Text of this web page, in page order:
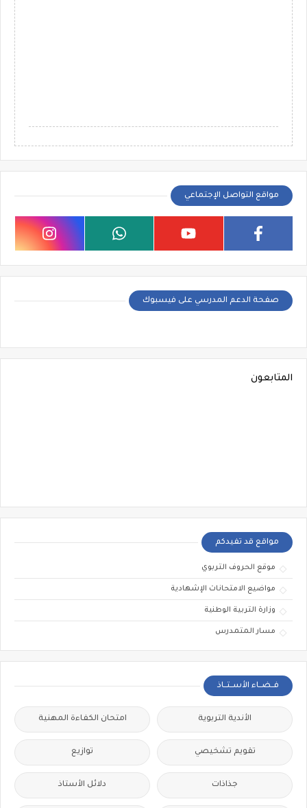
مواقع التواصل الإجتماعي
صفحة الدعم المدرسي على فيسبوك
المتابعون
مواقع قد تفيدكم
موقع الحروف التربوي
مواضيع الامتحانات الإشهادية
وزارة التربية الوطنية
مسار المتمدرس
فــضــاء الأســتــاذ
الأندية التربوية امتحان الكفاءة المهنية
تقويم تشخيصي توازيع
جذاذات دلائل الأستاذ